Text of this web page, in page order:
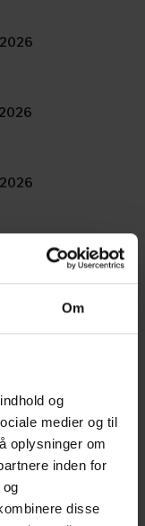
Om
og
medier og til
oplysninger om
inden for
disse